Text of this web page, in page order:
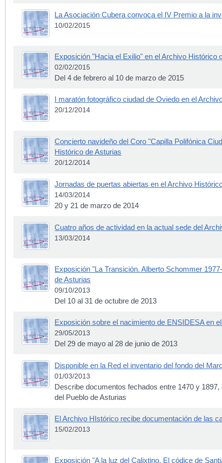
La Asociación Cubera convoca el IV Premio a la
10/02/2015
Exposición "Hacia el Exilio" en el Archivo Histórico
02/02/2015
Del 4 de febrero al 10 de marzo de 2015
I maratón fotográfico ciudad de Oviedo en el
20/12/2014
Concierto navideño del Coro "Capilla Polifónica
Histórico de Asturias
20/12/2014
Jornadas de puertas abiertas en el Archivo
14/03/2014
20 y 21 de marzo de 2014
Cuatro años de actividad en la actual sede del
13/03/2014
Exposición "La Transición. Alberto Schommer
de Asturias
09/10/2013
Del 10 al 31 de octubre de 2013
Exposición sobre el nacimiento de ENSIDESA en
29/05/2013
Del 29 de mayo al 28 de junio de 2013
Disponible en la Red el inventario del fondo del
01/03/2013
Describe documentos fechados entre 1470 y
del Pueblo de Asturias
El Archivo HIstórico recibe documentación de las
15/02/2013
Exposición "A la luz del Calixtino. El códice de